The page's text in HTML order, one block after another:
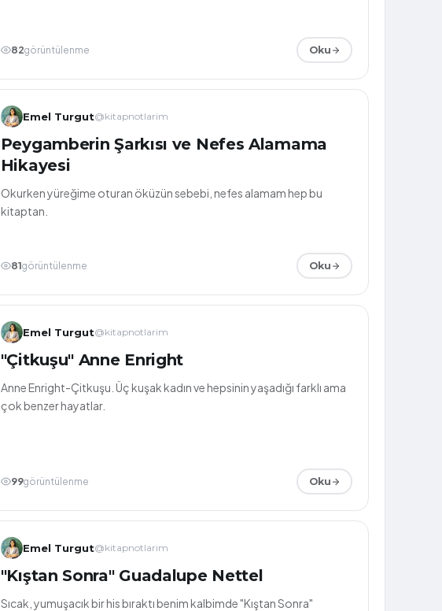
82görüntülenme Oku
Emel Turgut@kitapnotlarim
Peygamberin Şarkısı ve Nefes Alamama
Hikayesi
Okurken yüreğime oturan öküzün sebebi, nefes alamam hep bu
kitaptan.
81görüntülenme Oku
Emel Turgut@kitapnotlarim
"Çitkuşu" Anne Enright
Anne Enright-Çitkuşu. Üç kuşak kadın ve hepsinin yaşadığı farklı ama
çok benzer hayatlar.
99görüntülenme Oku
Emel Turgut@kitapnotlarim
"Kıştan Sonra" Guadalupe Nettel
Sıcak, yumuşacık bir his bıraktı benim kalbimde "Kıştan Sonra"